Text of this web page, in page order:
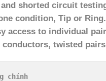
shorted circuit
condition, Tip or Ring.
access to individual
conductors, twisted
chính